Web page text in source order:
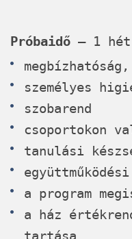
Próbaidő – 1 hét
személyes
szobarend
csoportokon
tanulási
a program
a ház
tartása